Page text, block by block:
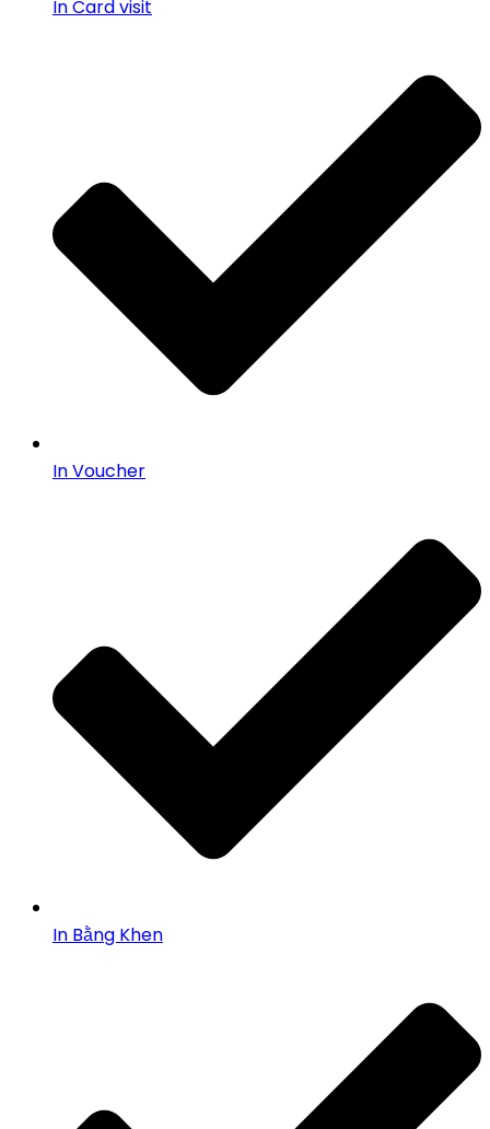
In Card visit
In Voucher
In Bằng Khen